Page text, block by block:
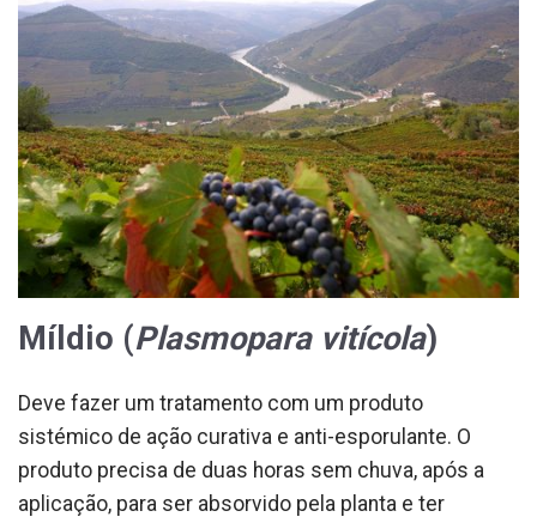
Míldio (Plasmopara vitícola)
Deve fazer um tratamento com um produto
sistémico de ação curativa e anti-esporulante. O
produto precisa de duas horas sem chuva, após a
aplicação, para ser absorvido pela planta e ter